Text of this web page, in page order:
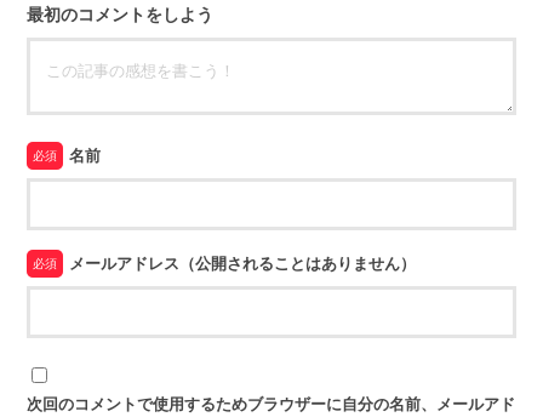
最初のコメントをしよう
必須 名前
必須 メールアドレス（公開されることはありません）
次回のコメントで使用するためブラウザーに自分の名前、メールアド